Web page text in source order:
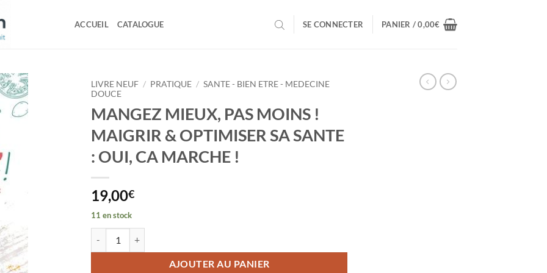
ACCUEIL CATALOGUE SE CONNECTER PANIER /0,00€
LIVRE NEUF / PRATIQUE / SANTE - BIEN ETRE - MEDECINE
DOUCE
MANGEZ MIEUX, PAS MOINS !
MAIGRIR & OPTIMISER SA SANTE
: OUI, CA MARCHE !
19,00€
11 en stock
AJOUTER AU PANIER